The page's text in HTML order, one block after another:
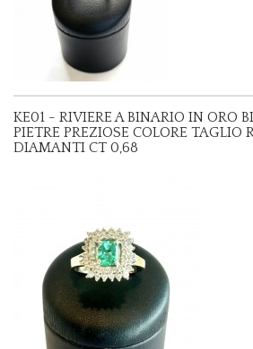
KE01 - RIVIERE A BINARIO IN ORO
PIETRE PREZIOSE COLORE TAGLIO
DIAMANTI CT 0,68